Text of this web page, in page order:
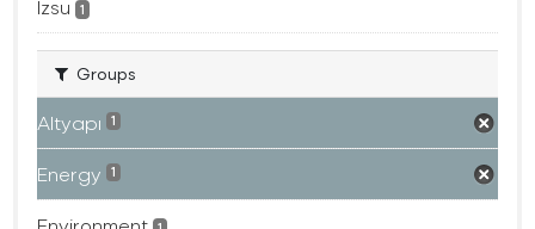
İzsu 1
Groups
Altyapı 1
Energy 1